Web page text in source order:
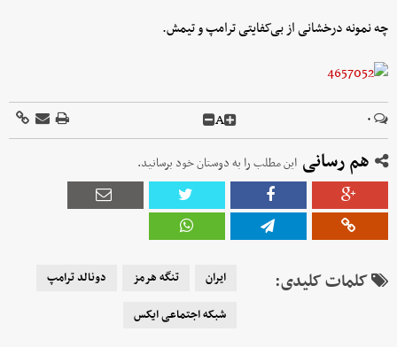
چه نمونه‌ درخشانی از بی‌کفایتی ترامپ و تیمش.
۰ A
هم رسانی این مطلب را به دوستان خود برسانید.
کلمات کلیدی: ایران تنگه هرمز
دونالد ترامپ
شبکه اجتماعی ایکس